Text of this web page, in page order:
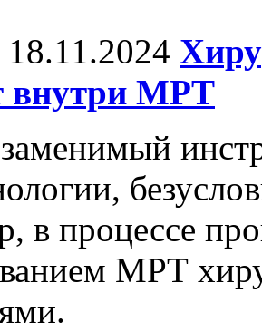
18.11.2024
внутри МРТ
в процессе
МРТ